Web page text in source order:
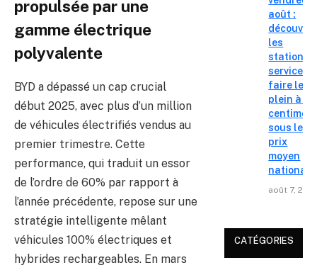
propulsée par une
gamme électrique
polyvalente
BYD a dépassé un cap crucial
début 2025, avec plus d’un million
de véhicules électrifiés vendus au
premier trimestre. Cette
performance, qui traduit un essor
de l’ordre de 60% par rapport à
l’année précédente, repose sur une
stratégie intelligente mêlant
véhicules 100% électriques et
hybrides rechargeables. En mars
août :
les
stations-
service où
faire le
plein à 19
centimes
sous le
prix
moyen
national
août 7,
CATÉGORIES